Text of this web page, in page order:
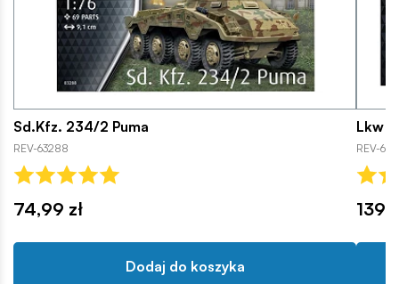
Sd.Kfz. 234/2 Puma
REV-63288
74,99 zł
Dodaj do koszyka
Lkw
REV-